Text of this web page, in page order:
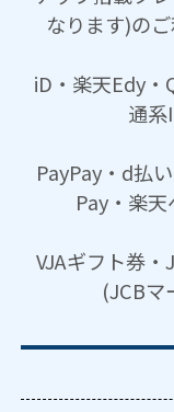
なります)の
iD・楽天Edy
通系
PayPay・d払
Pay・楽
VJAギフト券
(JCBマ